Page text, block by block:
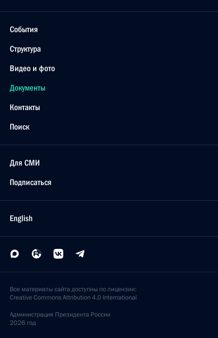
События
Структура
Видео и фото
Документы
Контакты
Поиск
Для СМИ
Подписаться
English
Все материалы сайта доступны по лицензии:
Creative Commons Attribution 4.0 International
Администрация Президента России
2026 год